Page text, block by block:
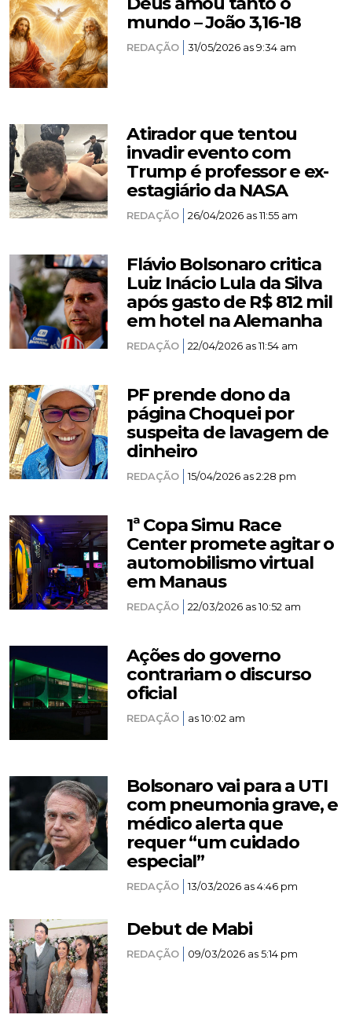
mundo – João 3,16-18
REDAÇÃO 31/05/2026 as 9:34 am
Atirador que tentou
invadir evento com
Trump é professor e ex-
estagiário da NASA
REDAÇÃO 26/04/2026 as 11:55 am
Flávio Bolsonaro critica
Luiz Inácio Lula da Silva
após gasto de R$ 812 mil
em hotel na Alemanha
REDAÇÃO 22/04/2026 as 11:54 am
PF prende dono da
página Choquei por
suspeita de lavagem de
dinheiro
REDAÇÃO 15/04/2026 as 2:28 pm
1ª Copa Simu Race
Center promete agitar o
automobilismo virtual
em Manaus
REDAÇÃO 22/03/2026 as 10:52 am
Ações do governo
contrariam o discurso
oficial
REDAÇÃO as 10:02 am
Bolsonaro vai para a UTI
com pneumonia grave, e
médico alerta que
requer “um cuidado
especial”
REDAÇÃO 13/03/2026 as 4:46 pm
Debut de Mabi
REDAÇÃO 09/03/2026 as 5:14 pm